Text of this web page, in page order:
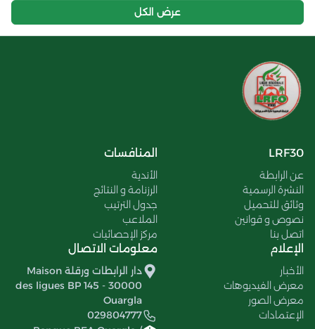
عرض الكل
LRF30
عن الرابطة
النشرة الرسمية
وثائق للتحميل
نصوص و قوانين
اتصل بنا
المنافسات
الأندية
الرزنامة و النتائج
جدول الترتيب
الملاعب
مركز الإحصائيات
الإعلام
الأخبار
معرض الفيديوهات
معرض الصور
الإعتمادات
معلومات الاتصال
دار الرابطات ورقلة Maison
des ligues BP 145 - 30000
Ouargla
029804777